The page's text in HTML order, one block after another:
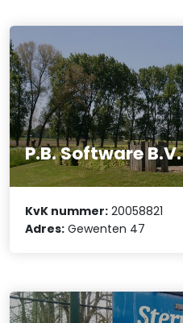
P.B. Software B.V.
KvK nummer: 20058821
Adres: Gewenten 47